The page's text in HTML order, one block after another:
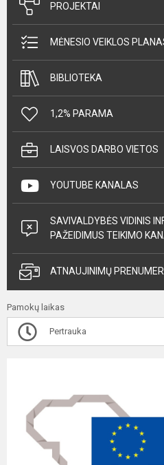
PROJEKTAI
MĖNESIO VEIKLOS
BIBLIOTEKA
1,2% PARAMA
LAISVOS DARBO VIETOS
YOUTUBE KANALAS
SAVIVALDYBĖS VIDINIS
PAŽEIDIMUS TEIKIMO
ATNAUJINIMŲ
Pamokų laikas
Pertrauka